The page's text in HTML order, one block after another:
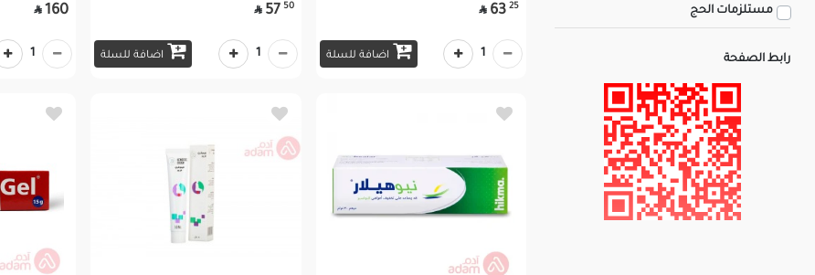
مستلزمات الحج
رابط الصفحة
25
63

اضافة للسلة 1
50
57

اضافة للسلة 1
160

1